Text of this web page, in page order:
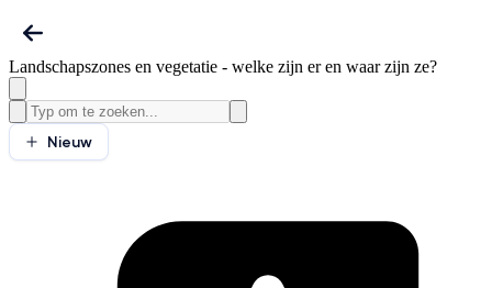
Landschapszones en vegetatie - welke zijn er en waar zijn ze?
Nieuw